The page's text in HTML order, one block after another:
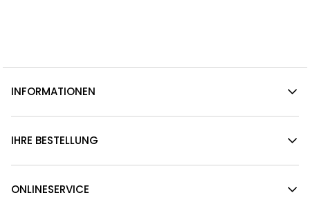
INFORMATIONEN
IHRE BESTELLUNG
ONLINESERVICE